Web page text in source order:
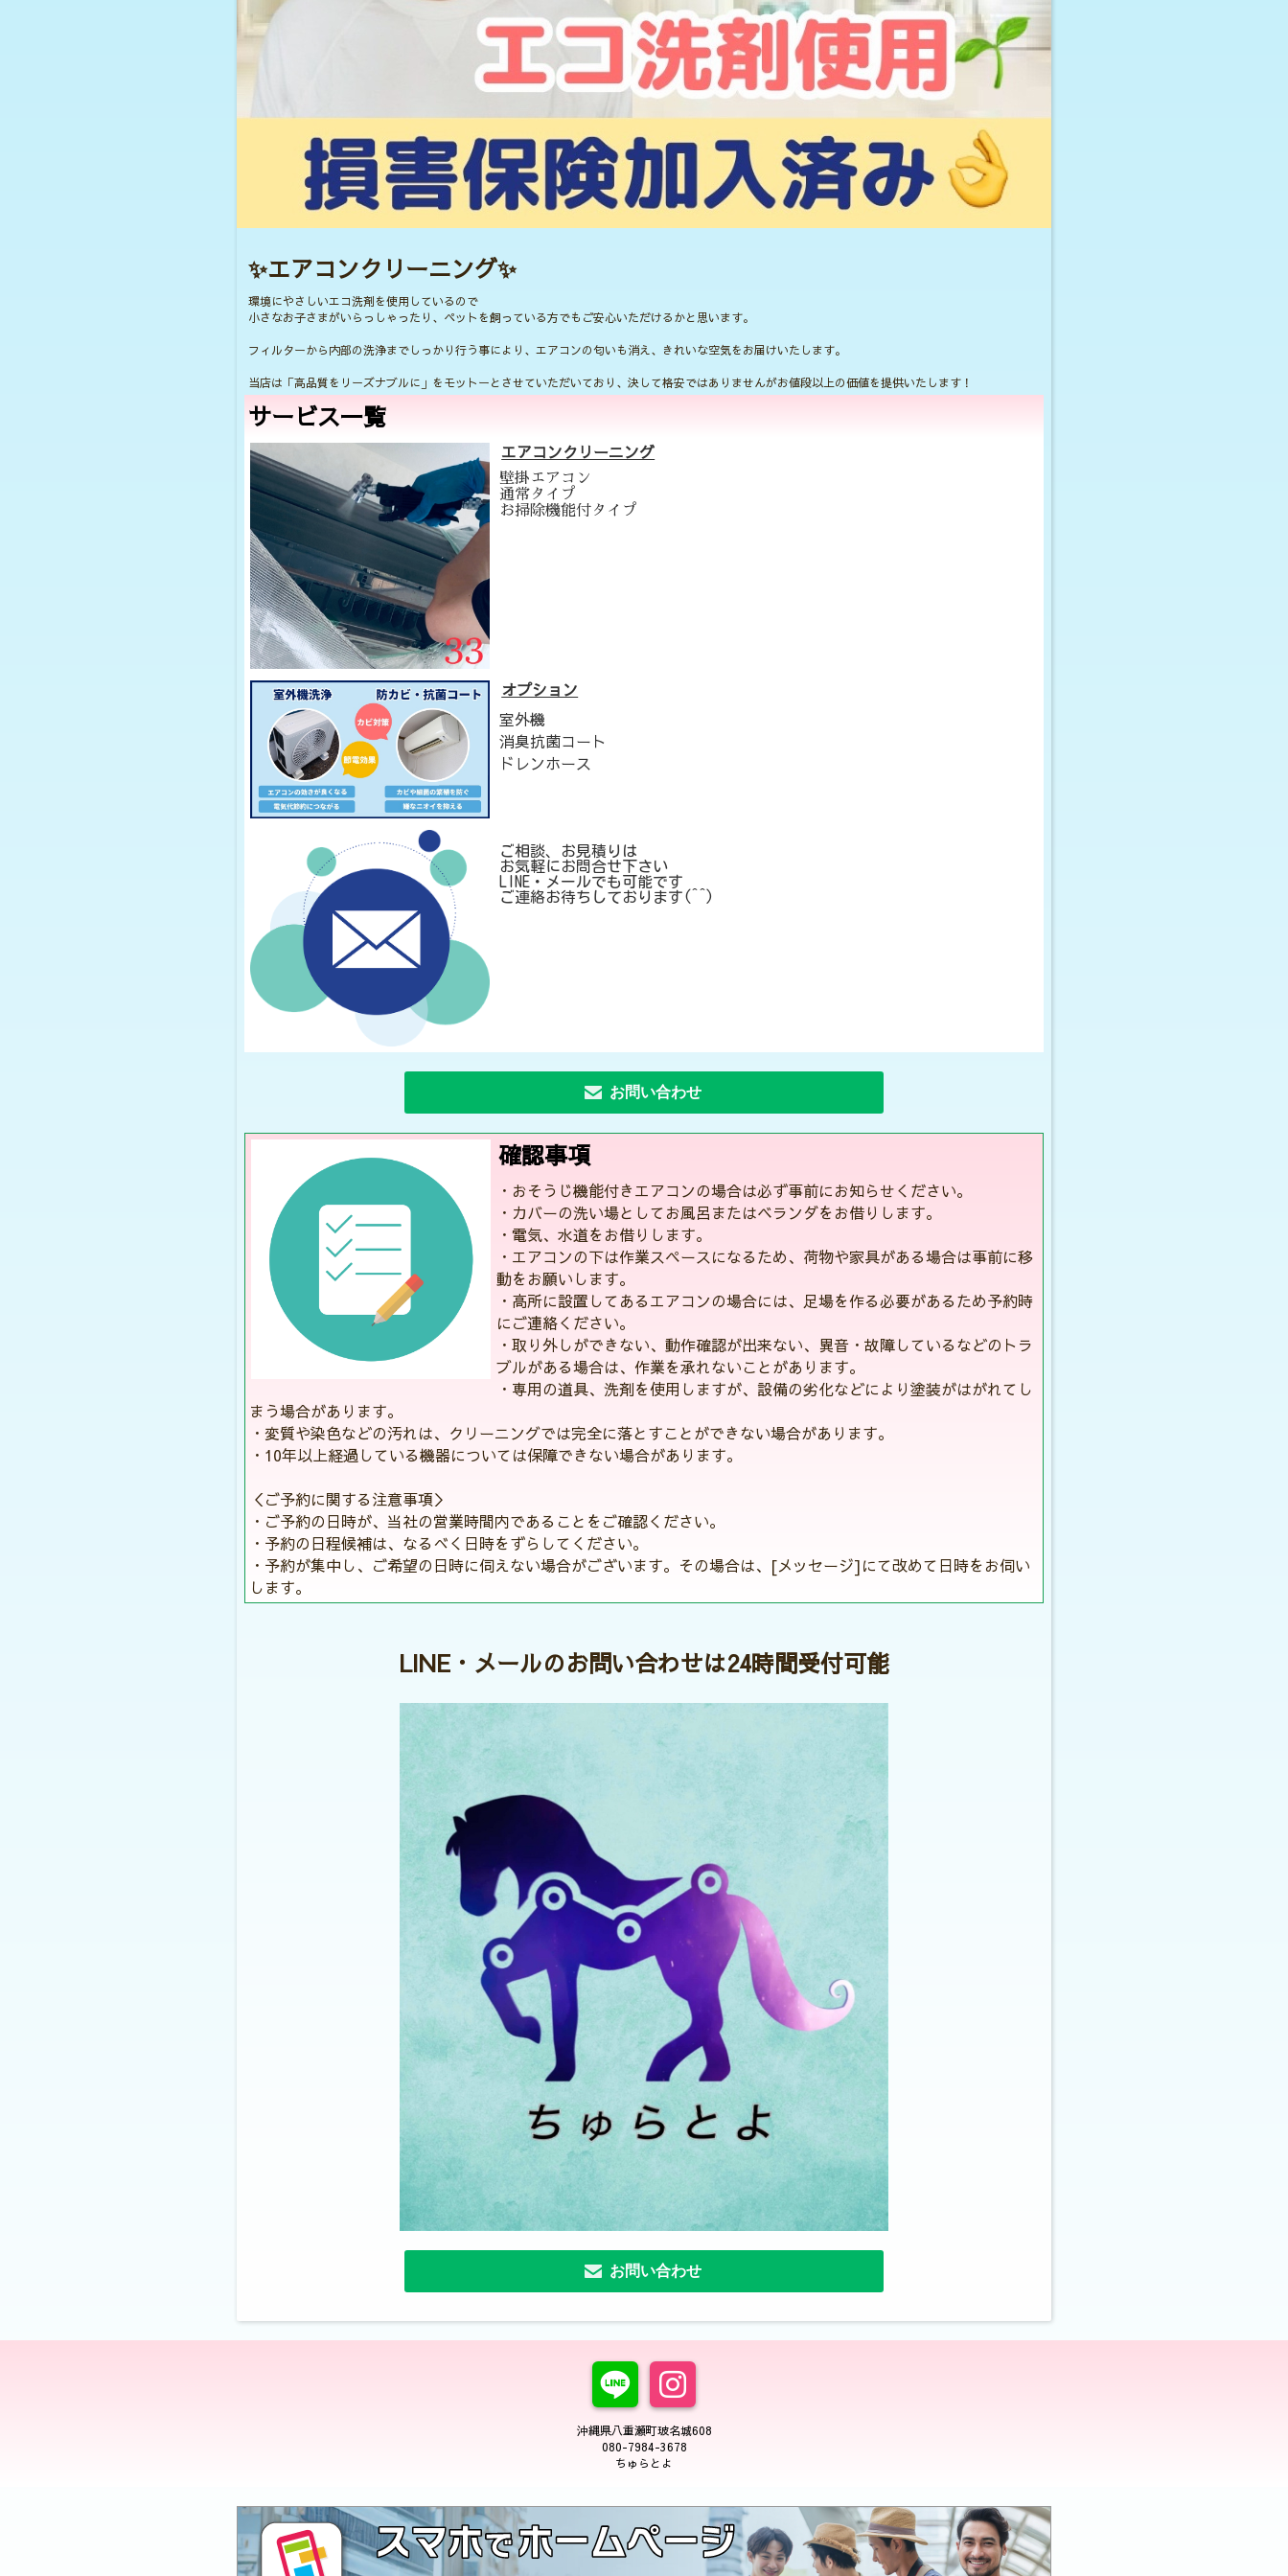
✨エアコンクリーニング✨
環境にやさしいエコ洗剤を使用しているので
小さなお子さまがいらっしゃったり、ペットを飼っている方でもご安心いただけるかと思います。
フィルターから内部の洗浄までしっかり行う事により、エアコンの匂いも消え、きれいな空気をお届けいたします。
当店は「高品質をリーズナブルに」をモットーとさせていただいており、決して格安ではありませんがお値段以上の価値を提供いたします！
サービス一覧
エアコンクリーニング
壁掛エアコン
通常タイプ
お掃除機能付タイプ
オプション
室外機
消臭抗菌コート
ドレンホース
ご相談、お見積りは
お気軽にお問合せ下さい
LINE・メールでも可能です
ご連絡お待ちしております(^^)
お問い合わせ
確認事項
・おそうじ機能付きエアコンの場合は必ず事前にお知らせください。
・カバーの洗い場としてお風呂またはベランダをお借りします。
・電気、水道をお借りします。
・エアコンの下は作業スペースになるため、荷物や家具がある場合は事前に移
動をお願いします。
・高所に設置してあるエアコンの場合には、足場を作る必要があるため予約時
にご連絡ください。
・取り外しができない、動作確認が出来ない、異音・故障しているなどのトラ
ブルがある場合は、作業を承れないことがあります。
・専用の道具、洗剤を使用しますが、設備の劣化などにより塗装がはがれてし
まう場合があります。
・変質や染色などの汚れは、クリーニングでは完全に落とすことができない場合があります。
・10年以上経過している機器については保障できない場合があります。
＜ご予約に関する注意事項＞
・ご予約の日時が、当社の営業時間内であることをご確認ください。
・予約の日程候補は、なるべく日時をずらしてください。
・予約が集中し、ご希望の日時に伺えない場合がございます。その場合は、[メッセージ]にて改めて日時をお伺い
します。
LINE・メールのお問い合わせは24時間受付可能
お問い合わせ
沖縄県八重瀬町玻名城608
080-7984-3678
ちゅらとよ